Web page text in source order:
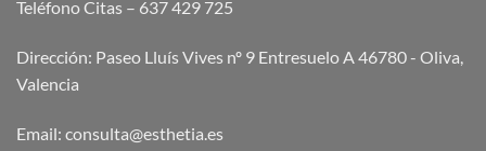
Teléfono Citas – 637 429 725
Dirección: Paseo Lluís Vives nº 9 Entresuelo A 46780 - Oliva,
Valencia
Email: consulta@esthetia.es